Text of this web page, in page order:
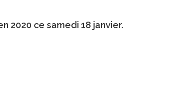
2020 ce samedi 18 janvier.